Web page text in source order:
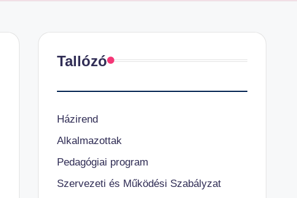
Tallózó
Házirend
Alkalmazottak
Pedagógiai program
Szervezeti és Működési Szabályzat